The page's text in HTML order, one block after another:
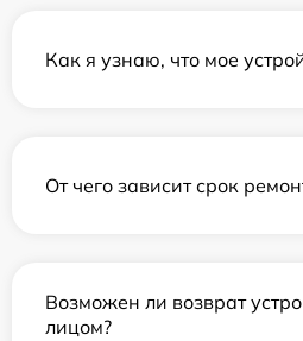
Как я узнаю, что мое
От чего зависит срок
Возможен ли возврат
лицом?